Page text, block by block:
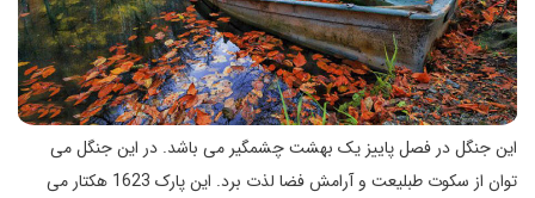
این جنگل در فصل پاییز یک بهشت چشمگیر می باشد. در این جنگل می
توان از سکوت طبلیعت و آرامش فضا لذت برد. این پارک 1623 هکتار می